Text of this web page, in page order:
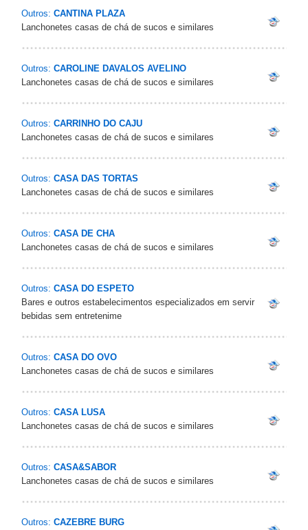
Outros: CANTINA PLAZA
Lanchonetes casas de chá de sucos e similares
Outros: CAROLINE DAVALOS AVELINO
Lanchonetes casas de chá de sucos e similares
Outros: CARRINHO DO CAJU
Lanchonetes casas de chá de sucos e similares
Outros: CASA DAS TORTAS
Lanchonetes casas de chá de sucos e similares
Outros: CASA DE CHA
Lanchonetes casas de chá de sucos e similares
Outros: CASA DO ESPETO
Bares e outros estabelecimentos especializados em servir
bebidas sem entretenime
Outros: CASA DO OVO
Lanchonetes casas de chá de sucos e similares
Outros: CASA LUSA
Lanchonetes casas de chá de sucos e similares
Outros: CASA&SABOR
Lanchonetes casas de chá de sucos e similares
Outros: CAZEBRE BURG